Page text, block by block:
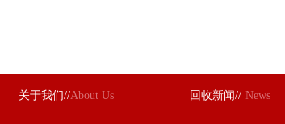
关于我们//About Us 回收新闻// News